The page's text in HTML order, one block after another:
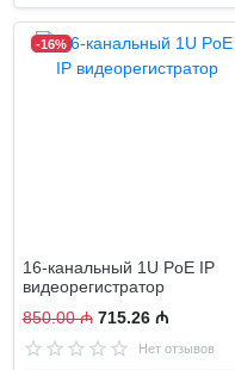
-16%
16-канальный 1U PoE IP
видеорегистратор
850.00 ₼ 715.26 ₼
Нет отзывов